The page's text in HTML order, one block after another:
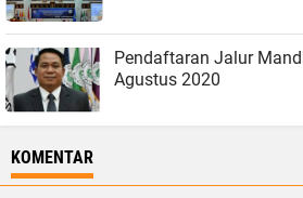
Pendaftaran Jalur
Agustus 2020
KOMENTAR